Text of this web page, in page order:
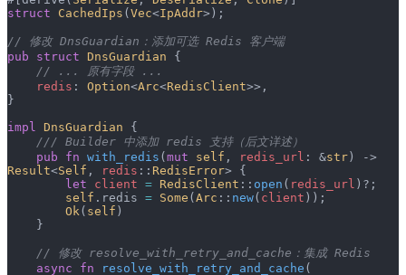
struct CachedIps ( Vec<IpAddr>);
// 修改 DnsGuardian：添加可选 Redis 客户端
pub struct DnsGuardian {
    // ... 原有字段 ...
    redis
: Option<Arc<RedisClient>>,
}
impl DnsGuardian {
    /// Builder 中添加 redis 支持（后文详述）
    pub
fn with_redis ( mut self , redis_url : &str
Result<Self , redis :: RedisError> {
        let
client = RedisClient :: open ( redis_url )?;
        self
.redis = Some ( Arc :: new( client ));
        Ok
( self )
    }
    // 修改 resolve_with_retry_and_cache：集成 Redis
    async
fn resolve_with_retry_and_cache (